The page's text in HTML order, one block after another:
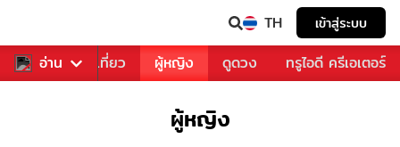
TH เข้าสู่ระบบ
อ่าน
อาหาร ท่องเที่ยว ผู้หญิง ดูดวง ทรูไอดี ครีเอเตอร์
ผู้หญิง